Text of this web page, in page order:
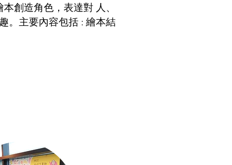
創造角色，表達對 人、
。主要內容包括 : 繪本結